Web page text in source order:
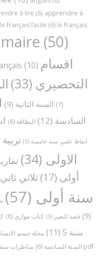
à lire (6) apprendre à
le français facile (6) le français
(50)
(10) اقسام
التحضيري (33)
(7)
السنة الثانية (9)
السادسة (12) النظافة (6)
ايقاظ علمي سنة خامسة (5)
الاولى (34)
أولى (17) ثلاثي ثاني
سنة أولى (57)
(9)
قصة للتعبير (5) كتاب موازي (6)
سنة 5
(11) مجلة جسم
السنة السادسة (6) مناظرات
مناظرات سنة سادسة مع الإصلاح pdf